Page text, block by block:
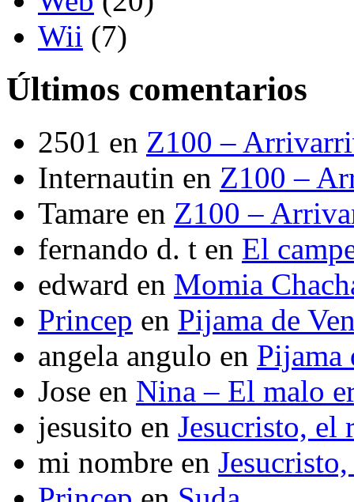
Wii (7)
Últimos comentarios
2501 en Z100 –
Internautin en Z100 –
Tamare en Z100 –
fernando d. t en El
edward en Momia
Princep en Pijama de
angela angulo en Pijama
Jose en Nina – El malo
jesusito en Jesucristo, el
mi nombre en